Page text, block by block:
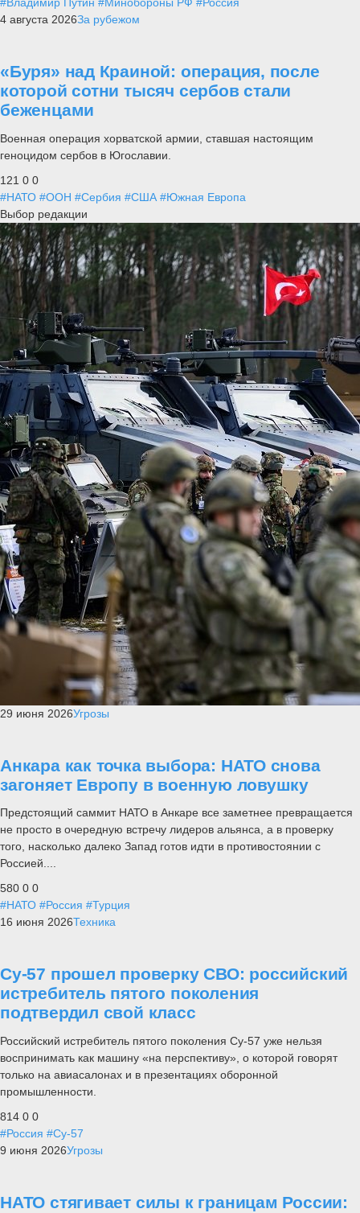
#Владимир Путин #Минобороны РФ #Россия
4 августа 2026За рубежом
«Буря» над Краиной: операция, после
которой сотни тысяч сербов стали
беженцами
Военная операция хорватской армии, ставшая настоящим
геноцидом сербов в Югославии.
121 0 0
#НАТО #ООН #Сербия #США #Южная Европа
Выбор редакции
29 июня 2026Угрозы
Анкара как точка выбора: НАТО снова
загоняет Европу в военную ловушку
Предстоящий саммит НАТО в Анкаре все заметнее превращается
не просто в очередную встречу лидеров альянса, а в проверку
того, насколько далеко Запад готов идти в противостоянии с
Россией....
580 0 0
#НАТО #Россия #Турция
16 июня 2026Техника
Су-57 прошел проверку СВО: российский
истребитель пятого поколения
подтвердил свой класс
Российский истребитель пятого поколения Су-57 уже нельзя
воспринимать как машину «на перспективу», о которой говорят
только на авиасалонах и в презентациях оборонной
промышленности.
814 0 0
#Россия #Су-57
9 июня 2026Угрозы
НАТО стягивает силы к границам России: